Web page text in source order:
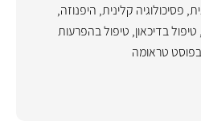
, פסיכולוגיה קלינית, היפנוזה,
, טיפול בדיכאון, טיפול בהפרעות
טראומה